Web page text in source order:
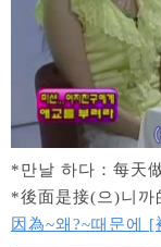
*만날 하다：每天
*後面是接(으)니까
因為~왜?~때문에